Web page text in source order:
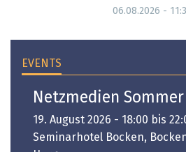
06.08.2026 -
EVENTS
Netzmedien
19. August 2026 - 18:00 bis
Seminarhotel Bocken,